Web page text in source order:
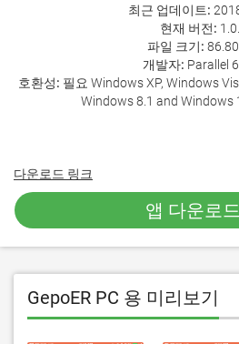
최근 업데이트:
현재 버전:
파일 크기:
개발자: Parallel
호환성: 필요 Windows XP, Windows
Windows 8.1 and Windows
다운로드 링크
앱 다운로
GepoER PC 용 미리보기